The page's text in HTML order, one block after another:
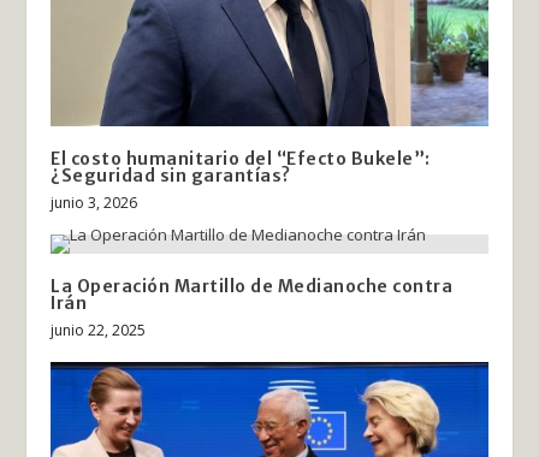
El costo humanitario del “Efecto Bukele”:
¿Seguridad sin garantías?
junio 3, 2026
La Operación Martillo de Medianoche contra
Irán
junio 22, 2025